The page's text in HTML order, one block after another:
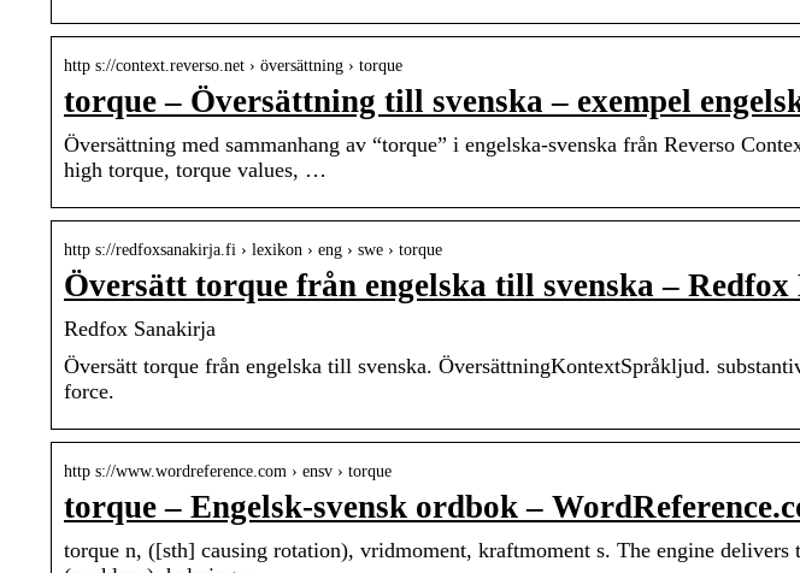
http s://context.reverso.net › översättning › torque
torque – Översättning till svenska – exempel
Översättning med sammanhang av “torque” i engelska-svenska från Reverso
high torque, torque values, …
http s://redfoxsanakirja.fi › lexikon › eng › swe › torque
Översätt torque från engelska till svenska –
Redfox Sanakirja
Översätt torque från engelska till svenska. ÖversättningKontextSpråkljud.
force.
http s://www.wordreference.com › ensv › torque
torque – Engelsk-svensk ordbok –
torque n, ([sth] causing rotation), vridmoment, kraftmoment s. The engine